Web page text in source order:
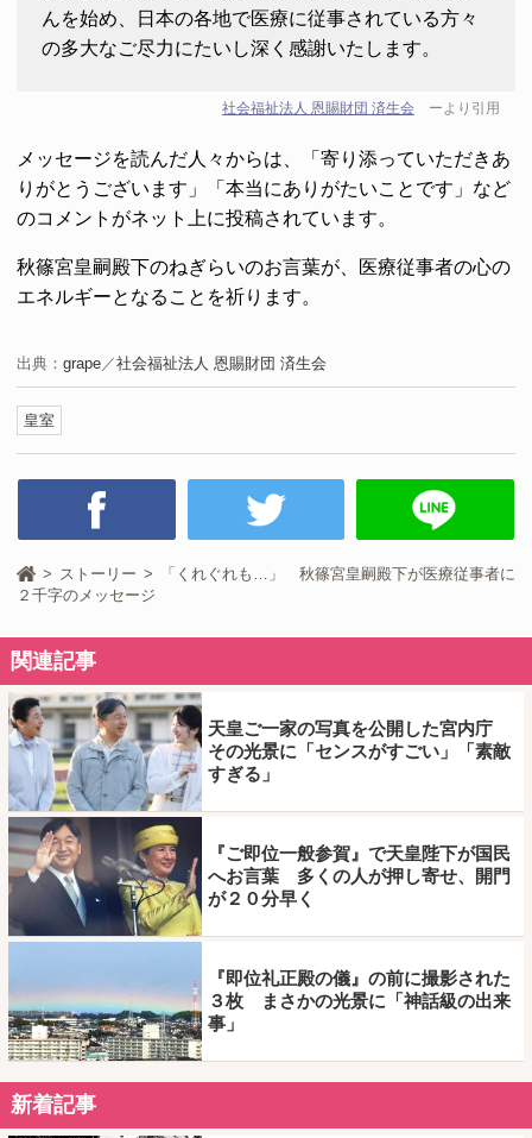
んを始め、日本の各地で医療に従事されている方々
の多大なご尽力にたいし深く感謝いたします。
社会福祉法人 恩賜財団 済生会ーより引用
メッセージを読んだ人々からは、「寄り添っていただきあ
りがとうございます」「本当にありがたいことです」など
のコメントがネット上に投稿されています。
秋篠宮皇嗣殿下のねぎらいのお言葉が、医療従事者の心の
エネルギーとなることを祈ります。
出典： grape ／社会福祉法人 恩賜財団 済生会
皇室
ストーリー
「くれぐれも…」 秋篠宮皇嗣殿下が医療従事者に
２千字のメッセージ
関連記事
天皇ご一家の写真を公開した宮内庁
その光景に「センスがすごい」「素敵
すぎる」
『ご即位一般参賀』で天皇陛下が国民
へお言葉 多くの人が押し寄せ、開門
が２０分早く
『即位礼正殿の儀』の前に撮影された
３枚 まさかの光景に「神話級の出来
事」
新着記事